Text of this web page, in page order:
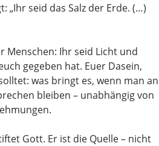
„Ihr seid das Salz der Erde. (…)
Menschen: Ihr seid Licht und
gegeben hat. Euer Dasein,
was bringt es, wenn man an
bleiben – unabhängig von
Gott. Er ist die Quelle – nicht